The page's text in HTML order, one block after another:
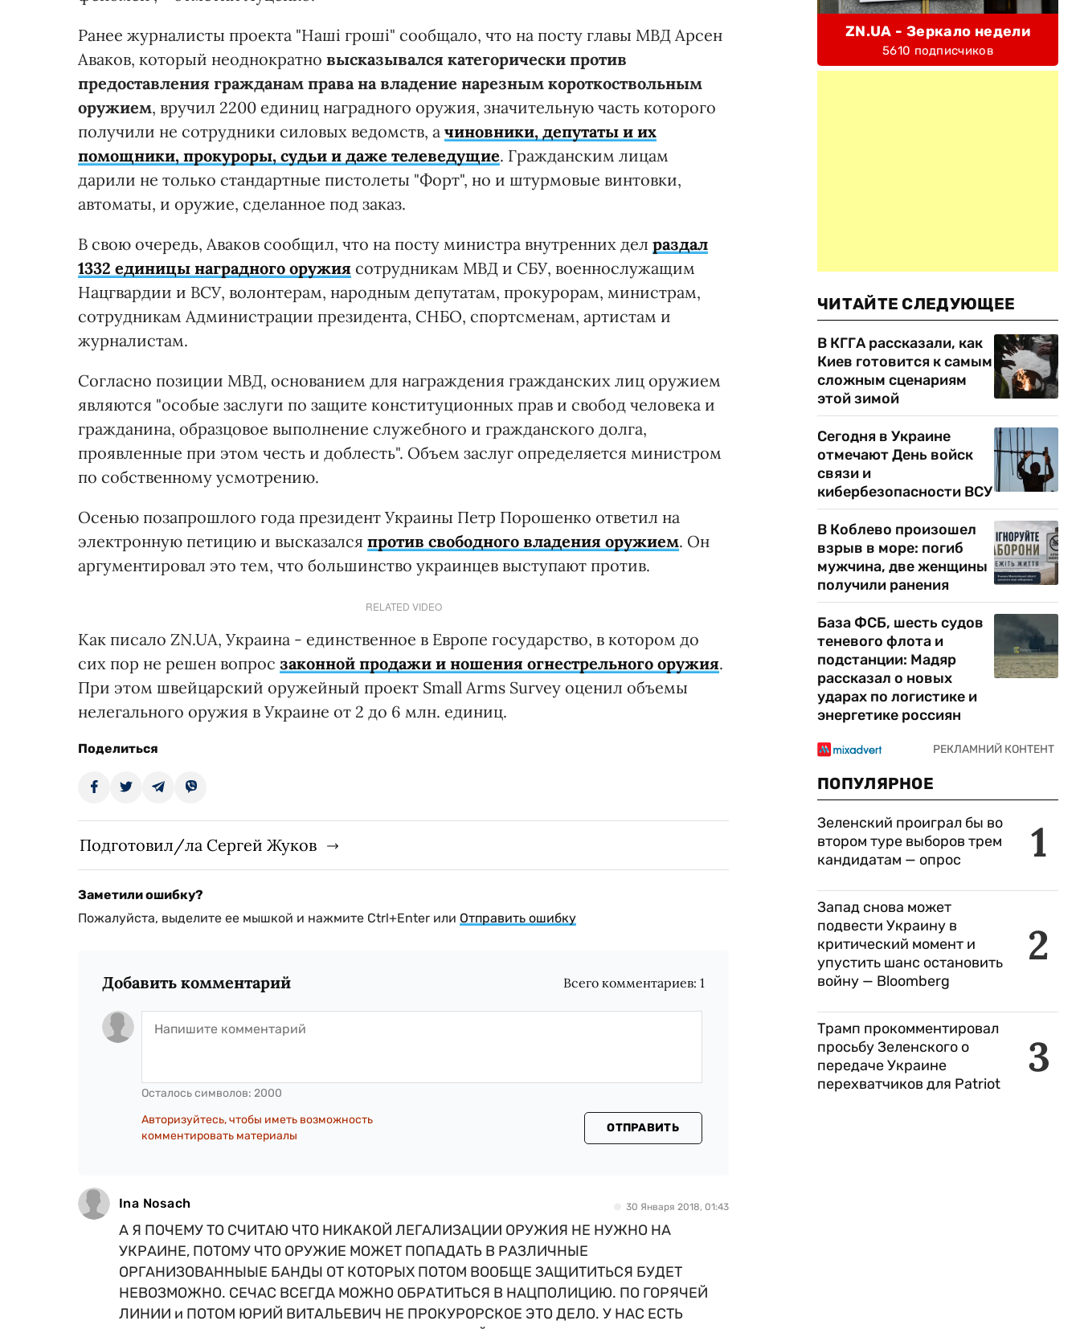
Ранее журналисты проекта "Наші гроші" сообщало, что на посту главы МВД Арсен
Аваков, который неоднократно высказывался категорически против
предоставления гражданам права на владение нарезным короткоствольным
оружием, вручил 2200 единиц наградного оружия, значительную часть которого
получили не сотрудники силовых ведомств, а чиновники, депутаты и их
помощники, прокуроры, судьи и даже телеведущие. Гражданским лицам
дарили не только стандартные пистолеты "Форт", но и штурмовые винтовки,
автоматы, и оружие, сделанное под заказ.
В свою очередь, Аваков сообщил, что на посту министра внутренних дел раздал
1332 единицы наградного оружия сотрудникам МВД и СБУ, военнослужащим
Нацгвардии и ВСУ, волонтерам, народным депутатам, прокурорам, министрам,
сотрудникам Администрации президента, СНБО, спортсменам, артистам и
журналистам.
Согласно позиции МВД, основанием для награждения гражданских лиц оружием
являются "особые заслуги по защите конституционных прав и свобод человека и
гражданина, образцовое выполнение служебного и гражданского долга,
проявленные при этом честь и доблесть". Объем заслуг определяется министром
по собственному усмотрению.
Осенью позапрошлого года президент Украины Петр Порошенко ответил на
электронную петицию и высказался против свободного владения оружием. Он
аргументировал это тем, что большинство украинцев выступают против.
RELATED VIDEO
Как писало ZN.UA, Украина - единственное в Европе государство, в котором до
сих пор не решен вопрос законной продажи и ношения огнестрельного оружия.
При этом швейцарский оружейный проект Small Arms Survey оценил объемы
нелегального оружия в Украине от 2 до 6 млн. единиц.
Поделиться
Подготовил/ла Сергей Жуков
Заметили ошибку?
Пожалуйста, выделите ее мышкой и нажмите Ctrl+Enter или Отправить ошибку
Добавить комментарий Всего комментариев:1
Осталось символов: 2000
Авторизуйтесь, чтобы иметь возможность
комментировать материалы
ОТПРАВИТЬ
Ina Nosach 30 Января 2018, 01:43
А Я ПОЧЕМУ ТО СЧИТАЮ ЧТО НИКАКОЙ ЛЕГАЛИЗАЦИИ ОРУЖИЯ НЕ НУЖНО НА
УКРАИНЕ, ПОТОМУ ЧТО ОРУЖИЕ МОЖЕТ ПОПАДАТЬ В РАЗЛИЧНЫЕ
ОРГАНИЗОВАННЫЫЕ БАНДЫ ОТ КОТОРЫХ ПОТОМ ВООБЩЕ ЗАЩИТИТЬСЯ БУДЕТ
НЕВОЗМОЖНО. СЕЧАС ВСЕГДА МОЖНО ОБРАТИТЬСЯ В НАЦПОЛИЦИЮ. ПО ГОРЯЧЕЙ
ЛИНИИ и ПОТОМ ЮРИЙ ВИТАЛЬЕВИЧ НЕ ПРОКУРОРСКОЕ ЭТО ДЕЛО. У НАС ЕСТЬ
ZN.UA - Зеркало недели
5610 подписчиков
ЧИТАЙТЕ СЛЕДУЮЩЕЕ
В КГГА рассказали, как
Киев готовится к самым
сложным сценариям
этой зимой
Сегодня в Украине
отмечают День войск
связи и
кибербезопасности ВСУ
В Коблево произошел
взрыв в море: погиб
мужчина, две женщины
получили ранения
База ФСБ, шесть судов
теневого флота и
подстанции: Мадяр
рассказал о новых
ударах по логистике и
энергетике россиян
ПОПУЛЯРНОЕ
1
Зеленский проиграл бы во
втором туре выборов трем
кандидатам — опрос
2
Запад снова может
подвести Украину в
критический момент и
упустить шанс остановить
войну — Bloomberg
3
Трамп прокомментировал
просьбу Зеленского о
передаче Украине
перехватчиков для Patriot